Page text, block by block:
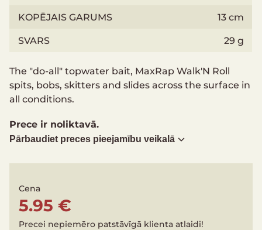
KOPĒJAIS GARUMS
13 cm
SVARS
29 g
The "do-all" topwater bait, MaxRap Walk'N Roll
spits, bobs, skitters and slides across the surface in
all conditions.
Prece ir noliktavā.
Pārbaudiet preces pieejamību veikalā
Cena
5.95 €
Precei nepiemēro patstāvīgā klienta atlaidi!